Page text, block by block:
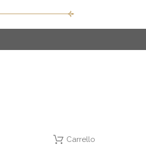
Carrello